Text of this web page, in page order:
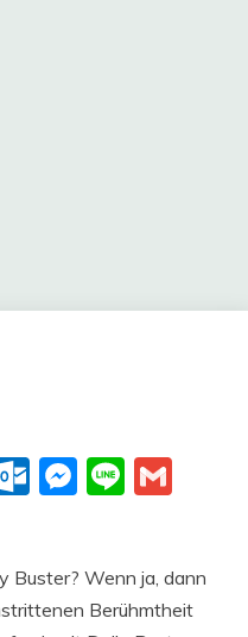
Outlook.com
Messenger
Line
Buster? Wenn ja, dann
Berühmtheit